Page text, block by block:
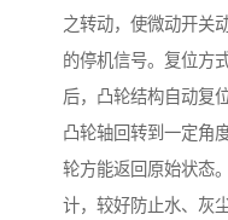
之转动，使微动开关
的停机信号。复位方
后，凸轮结构自动复
凸轮轴回转到一定角
轮方能返回原始状态
计，较好防止水、灰